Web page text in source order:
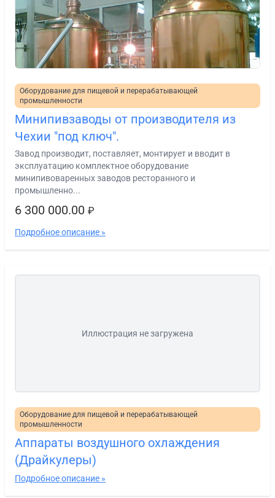
Оборудование для пищевой и перерабатывающей
промышленности
Минипивзаводы от производителя из
Чехии "под ключ".
Завод производит, поставляет, монтирует и вводит в
эксплуатацию комплектное оборудование
минипивоваренных заводов ресторанного и
промышленно...
6 300 000.00 ₽
Подробное описание »
Иллюстрация не загружена
Оборудование для пищевой и перерабатывающей
промышленности
Аппараты воздушного охлаждения
(Драйкулеры)
Подробное описание »